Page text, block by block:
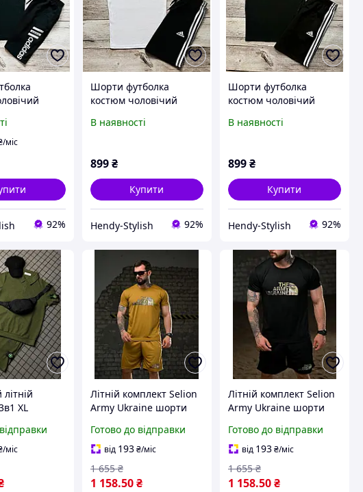
комплект
/міс
92%
Шорти футболка
костюм чоловічий
білий спортивний
В наявності
899 ₴
Купити
Hendy-Stylish 92%
Шорти футболка
костюм чоловічий
спортивний комплект
В наявності
899₴
Купити
Hendy-Stylish 92%
XL
костюм
одяг для
/міс
Літній комплект Selion
Army Ukraine шорти
літній костюм мілітарі
Coolmax койот
Готово до відправки
від 193 ₴/міс
1 158.50 ₴
1 655 ₴
Літній комплект Selion
Army Ukraine шорти
літній костюм мілітарі
Coolmax чорний
Готово до відправки
від 193₴/міс
1 158.50₴
1 655 ₴